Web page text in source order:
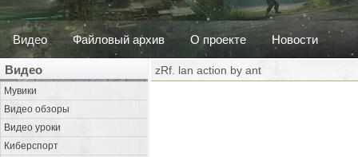
Видео Файловый архив О проекте Новости
Видео
Мувики
Видео обзоры
Видео уроки
Киберспорт
zRf. lan action by ant